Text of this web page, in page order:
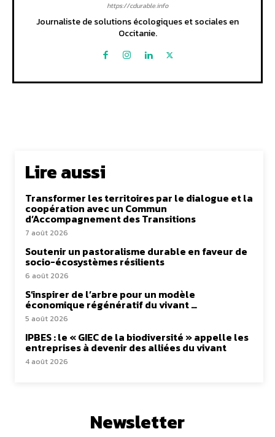
https://cdurable.info
Journaliste de solutions écologiques et sociales en
Occitanie.
Lire aussi
Transformer les territoires par le dialogue et la
coopération avec un Commun
d’Accompagnement des Transitions
7 août 2026
Soutenir un pastoralisme durable en faveur de
socio-écosystèmes résilients
6 août 2026
S’inspirer de l’arbre pour un modèle
économique régénératif du vivant …
5 août 2026
IPBES : le « GIEC de la biodiversité » appelle les
entreprises à devenir des alliées du vivant
4 août 2026
Newsletter